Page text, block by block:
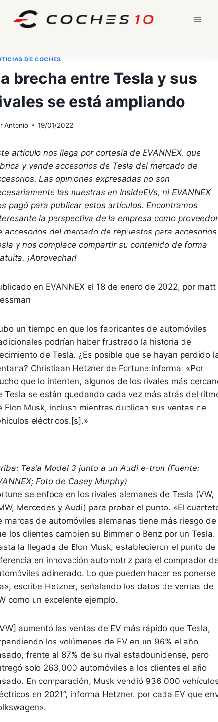
DE COCHES
brecha entre Tesla y sus
se está ampliando
Antonio 19/01/2022
artículo nos llega por cortesía de EVANNEX, que
y vende accesorios de Tesla del mercado de
Las opiniones expresadas no son
las nuestras en InsideEVs, ni EVANNEX
pagó para publicar estos artículos. Encontramos
la perspectiva de la empresa como proveedor
accesorios del mercado de repuestos para accesorios
y nos complace compartir su contenido de forma
¡Aprovechar!
en EVANNEX el 18 de enero de 2022, por matt
un tiempo en que los fabricantes de automóviles
podrían haber frustrado la historia de
de Tesla. ¿Es posible que se hayan perdido
Christiaan Hetzner de Fortune informa: «Por
que lo intenten, algunos de los rivales más
Tesla se están quedando cada vez más atrás del
Elon Musk, incluso mientras duplican sus ventas de
eléctricos.[s].»
Tesla Model 3 junto a un Audi e-tron (Fuente:
Foto de Casey Murphy)
se enfoca en los rivales alemanes de Tesla (VW,
Mercedes y Audi) para probar el punto. «El
marcas de automóviles alemanas tiene más riesgo de
los clientes cambien su Bimmer o Benz por un Tesla.
la llegada de Elon Musk, establecieron el punto de
en innovación automotriz para el comprador
adinerado. Lo que pueden hacer es ponerse
escribe Hetzner, señalando los datos de ventas de
como un excelente ejemplo.
aumentó las ventas de EV más rápido que Tesla,
los volúmenes de EV en un 96% el año
frente al 87% de su rival estadounidense, pero
solo 263,000 automóviles a los clientes el año
En comparación, Musk vendió 936 000
en 2021”, informa Hetzner. por cada EV que